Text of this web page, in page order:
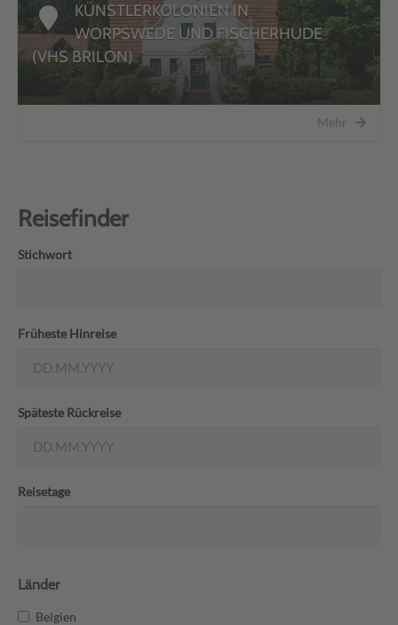
KÜNSTLERKOLONIEN IN
WORPSWEDE UND FISCHERHUDE
(VHS BRILON)
Mehr
Reisefinder
Stichwort
Früheste Hinreise
Späteste Rückreise
Reisetage
Länder
Belgien